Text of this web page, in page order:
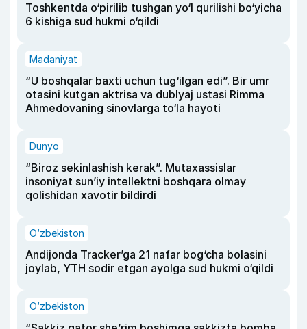
Toshkentda o‘pirilib tushgan yo‘l qurilishi bo‘yicha
6 kishiga sud hukmi o‘qildi
Madaniyat
“U boshqalar baxti uchun tug‘ilgan edi”. Bir umr
otasini kutgan aktrisa va dublyaj ustasi Rimma
Ahmedovaning sinovlarga to‘la hayoti
Dunyo
“Biroz sekinlashish kerak”. Mutaxassislar
insoniyat sun’iy intellektni boshqara olmay
qolishidan xavotir bildirdi
O‘zbekiston
Andijonda Tracker’ga 21 nafar bog‘cha bolasini
joylab, YTH sodir etgan ayolga sud hukmi o‘qildi
O‘zbekiston